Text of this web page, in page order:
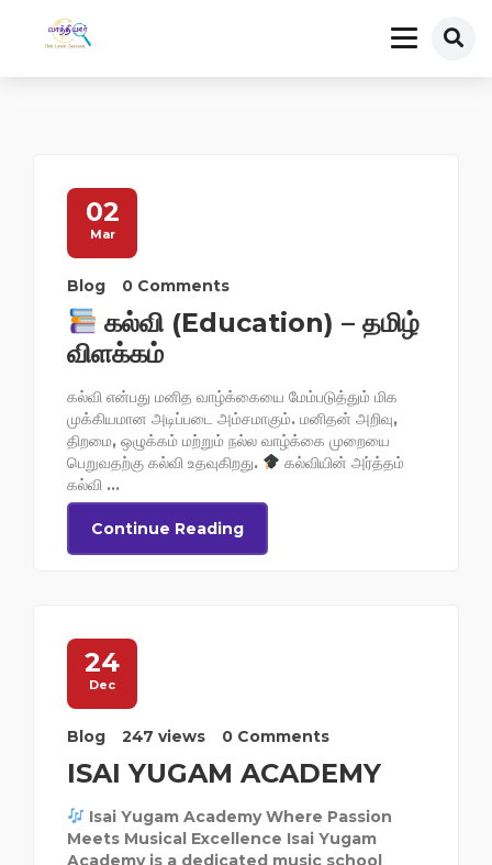
02
Mar
Blog 0 Comments
கல்வி (Education) – தமிழ்
விளக்கம்
கல்வி என்பது மனித வாழ்க்கையை மேம்படுத்தும் மிக
முக்கியமான அடிப்படை அம்சமாகும். மனிதன் அறிவு,
திறமை, ஒழுக்கம் மற்றும் நல்ல வாழ்க்கை முறையை
பெறுவதற்கு கல்வி உதவுகிறது.
கல்வியின் அர்த்தம்
கல்வி ...
Continue Reading
24
Dec
Blog 247 views 0 Comments
ISAI YUGAM ACADEMY
Isai Yugam Academy Where Passion
Meets Musical Excellence Isai Yugam
Academy is a dedicated music school